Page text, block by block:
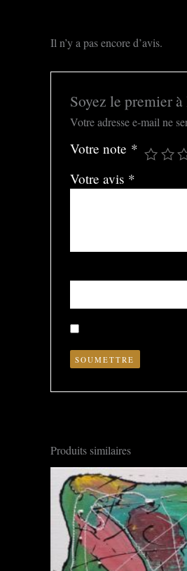
Il n’y a pas encore d’avis.
Soyez le premier
Votre adresse e-mail ne
Votre note *
Votre avis *
Produits similaires